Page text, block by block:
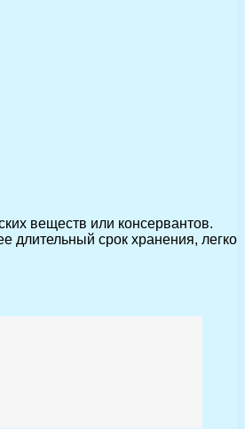
веществ или консервантов.
длительный срок хранения, легко